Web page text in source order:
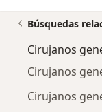
Búsquedas
Cirujanos
Cirujanos
Cirujanos